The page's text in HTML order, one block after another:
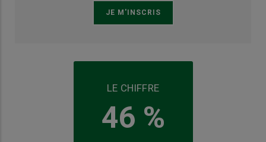
LE CHIFFRE
46 %